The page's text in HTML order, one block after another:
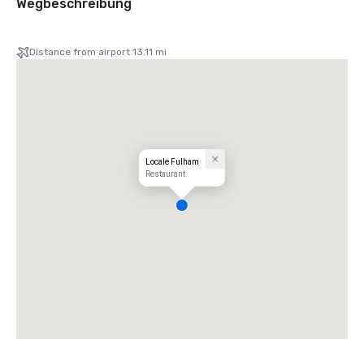
Wegbeschreibung
Distance from airport 13.11 mi
Locale Fulham
Restaurant